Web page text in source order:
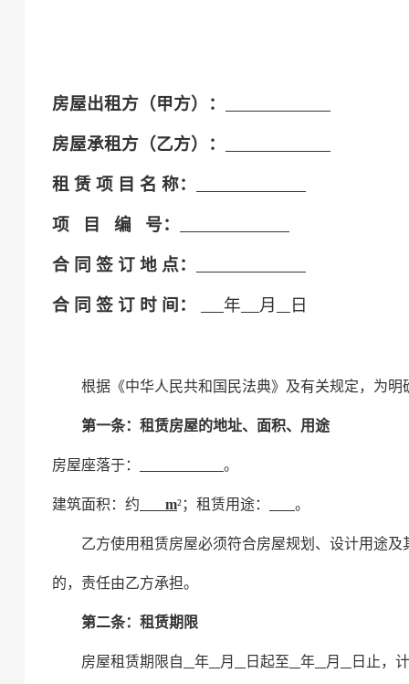
房屋出租方（甲方）：
房屋承租方（乙方）：
租 赁 项 目 名 称：
项 目 编 号：
合 同 签 订 地 点：
合 同 签 订 时 间： 年 月 日
根据《中华人民共和国 民法典》及有关规定，为明
第一条：租赁房屋的地址、面积、用途
房屋座落于： 。
建筑面积 ： 约 m²； 租赁用途： 。
乙方使用租赁房屋必须符合房屋规划、 设计用途及
的，责任由乙方承担。
第二条：租赁期限
房屋租赁期限自 年 月 日起至 年 月 日止，计